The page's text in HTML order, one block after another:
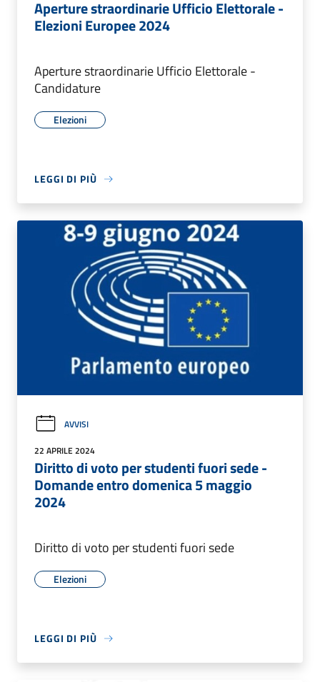
Aperture straordinarie Ufficio Elettorale -
Elezioni Europee 2024
Aperture straordinarie Ufficio Elettorale -
Candidature
Elezioni
LEGGI DI PIÙ
AVVISI
22 APRILE 2024
Diritto di voto per studenti fuori sede -
Domande entro domenica 5 maggio
2024
Diritto di voto per studenti fuori sede
Elezioni
LEGGI DI PIÙ